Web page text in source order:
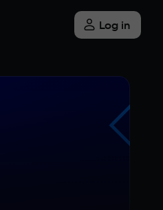
Log in